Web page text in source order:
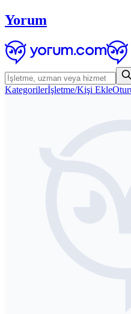
Yorum
Kategorilerİşletme/Kişi Ekle